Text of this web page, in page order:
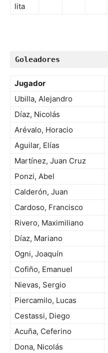
lita
Goleadores
Jugador
Ubilla, Alejandro
Díaz, Nicolás
Arévalo, Horacio
Aguilar, Elías
Martínez, Juan Cruz
Ponzi, Abel
Calderón, Juan
Cardoso, Francisco
Rivero, Maximiliano
Díaz, Mariano
Ogni, Joaquín
Cofiño, Emanuel
Nievas, Sergio
Piercamilo, Lucas
Cestassi, Diego
Acuña, Ceferino
Dona, Nicolás